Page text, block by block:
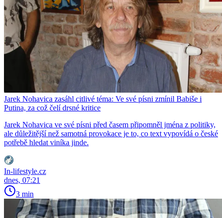
Jarek Nohavica zasáhl citlivé téma: Ve své písni zmínil Babiše i
Putina, za což čelí drsné kritice
Jarek Nohavica ve své písni před časem připomněl jména z politiky,
ale důležitější než samotná provokace je to, co text vypovídá o české
potřebě hledat viníka jinde.
In-lifestyle.cz
dnes, 07:21
3 min